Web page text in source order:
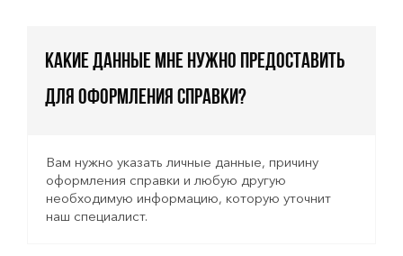
Какие данные мне нужно предоставить
для оформления справки?
Вам нужно указать личные данные, причину
оформления справки и любую другую
необходимую информацию, которую уточнит
наш специалист.